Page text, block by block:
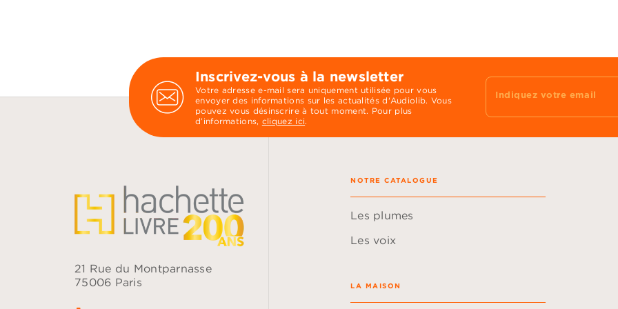
Inscrivez-vous à la newsletter
Votre adresse e-mail sera uniquement utilisée pour vous
envoyer des informations sur les actualités d'Audiolib. Vous
pouvez vous désinscrire à tout moment. Pour plus
d’informations, cliquez ici.
Indiquez votre email
21 Rue du Montparnasse
75006 Paris
NOTRE CATALOGUE
Les plumes
Les voix
LA MAISON